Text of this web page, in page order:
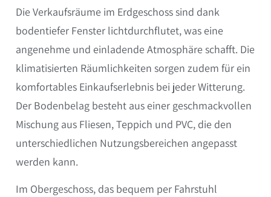
Die Verkaufsräume im Erdgeschoss sind dank
bodentiefer Fenster lichtdurchflutet, was eine
angenehme und einladende Atmosphäre schafft. Die
klimatisierten Räumlichkeiten sorgen zudem für ein
komfortables Einkaufserlebnis bei jeder Witterung.
Der Bodenbelag besteht aus einer geschmackvollen
Mischung aus Fliesen, Teppich und PVC, die den
unterschiedlichen Nutzungsbereichen angepasst
werden kann.
Im Obergeschoss, das bequem per Fahrstuhl